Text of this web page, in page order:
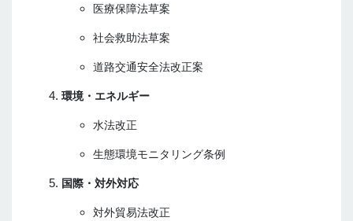
医療保障法草案
社会救助法草案
道路交通安全法改正案
環境・エネルギー
水法改正
生態環境モニタリング条例
国際・対外対応
対外貿易法改正